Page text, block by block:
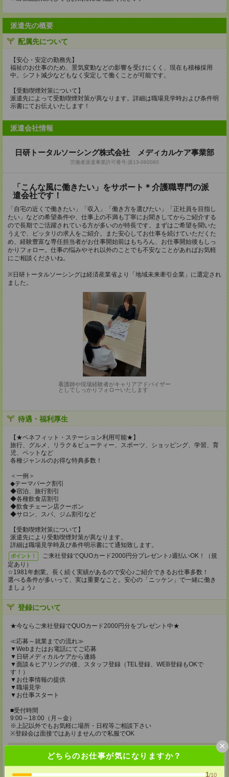
どちらのお仕事が気になりますか？
1/10
×
派遣先の概要
配属先について
【安心・安定の勤務先】
福祉のお仕事のため、景気変動などの影響を受けにくく、現在も積極採用
中。シフト減少などもなく安定して働くことが可能です。
【受動喫煙対策について】
派遣先によって受動喫煙対策が異なります。詳細は職場見学時および条件明
示書にてお伝えいたします！
派遣会社情報
日研トータルソーシング株式会社 メディカルケア事業部
労働者派遣事業許可番号:派13-060060
「こんな風に働きたい」をサポート＊介護職専門の派
遣会社です！
「自宅の近くで働きたい」「収入」「働き方を選びたい」「正社員を目指し
たい」などの希望条件や、仕事上の不満も丁寧にお聞きしてからご紹介する
ので長期でご活躍されている方が多いのが特長です。まずはご希望を聞いた
うえで、ピッタリの求人をご紹介。また安心してお仕事を続けていただくた
め、経験豊富な専任担当者がお仕事開始前はもちろん、お仕事開始後もしっ
かりフォロー。仕事の悩みやそれ以外のことでも不安なことがあればお気軽
にご相談くださいね。
※日研トータルソーシングは経済産業省より「地域未来牽引企業」に選定され
ました。
看護師や現場経験者がキャリアアドバイザー
としてしっかりフォローいたします
待遇・福利厚生
【★ベネフィット・ステーション利用可能★】
旅行、グルメ、リラク＆ビューティー、スポーツ、ショッピング、学習、育
児、ペットなど
各種ジャンルのお得な特典多数！
＜一例＞
◆テーマパーク割引
◆宿泊、旅行割引
◆各種飲食店割引
◆飲食チェーン店クーポン
◆サロン、スパ、ジム割引など
【受動喫煙対策について】
派遣先により受動喫煙対策が異なります。
詳細は職場見学時及び条件明示書にて通知致します。
ポイント！
ご来社登録でQUOカード2000円分プレゼント♪週払いOK！（規
定あり）
☆1981年創業。長く続く実績があるので安心♪ご紹介できるお仕事多数！
選べる条件が多いって、実は重要なこと。安心の「ニッケン」で一緒に働き
ましょう♪
登録について
★今ならご来社登録でQUOカード2000円分をプレゼント中★
≪応募～就業までの流れ≫
▼Webまたはお電話にてご応募
▼日研メディカルケアから連絡
▼面談＆ヒアリングの後、スタッフ登録（TEL登録、WEB登録もOKで
す！）
▼お仕事情報の提供
▼職場見学
▼お仕事スタート
■受付時間
9:00～18:00（月～金）
※上記以外でもお気軽に場所・日程等ご相談下さい
※登録会は面接ではありませんので私服でOK
メディカルケア事業部 仙台オフィス